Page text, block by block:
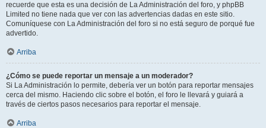
recuerde que esta es una decisión de La Administración del foro, y phpBB
Limited no tiene nada que ver con las advertencias dadas en este sitio.
Comuníquese con La Administración del foro si no está seguro de porqué fue
advertido.
Arriba
¿Cómo se puede reportar un mensaje a un moderador?
Si La Administración lo permite, debería ver un botón para reportar mensajes
cerca del mismo. Haciendo clic sobre el botón, el foro le llevará y guiará a
través de ciertos pasos necesarios para reportar el mensaje.
Arriba